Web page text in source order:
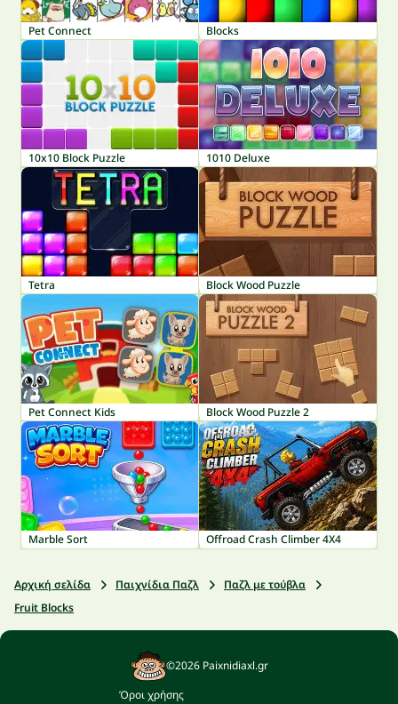
Pet Connect Blocks
10x10 Block Puzzle 1010 Deluxe
Tetra Block Wood Puzzle
Pet Connect Kids Block Wood Puzzle 2
Marble Sort Offroad Crash Climber 4X4
Αρχική σελίδα Παιχνίδια Παζλ
Παζλ με τούβλα
Fruit Blocks
©2026 Paixnidiaxl.gr
Όροι χρήσης